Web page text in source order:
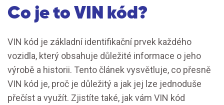
Co je to VIN kód?
VIN kód je základní identifikační prvek každého
vozidla, který obsahuje důležité informace o jeho
výrobě a historii. Tento článek vysvětluje, co přesně
VIN kód je, proč je důležitý a jak jej lze jednoduše
přečíst a využít. Zjistíte také, jak vám VIN kód